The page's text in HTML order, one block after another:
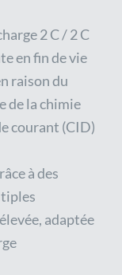
2 C / 2 C
en fin de vie
raison du
de la chimie
courant (CID)
à des
adaptée